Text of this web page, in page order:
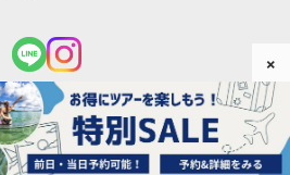
ツアーズ All Rights Reserved.
×